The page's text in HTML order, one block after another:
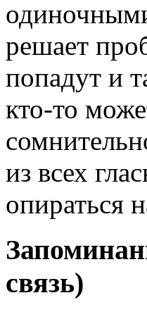
решает
попадут и
кто-то
из всех
опираться
связь)